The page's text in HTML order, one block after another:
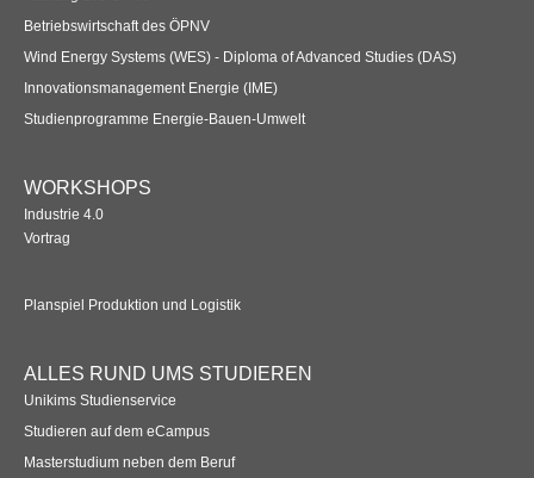
Betriebswirtschaft des ÖPNV
Wind Energy Systems (WES) - Diploma of Advanced Studies (DAS)
Innovationsmanagement Energie (IME)
Studienprogramme Energie-Bauen-Umwelt
WORKSHOPS
Industrie 4.0
Vortrag
Planspiel Produktion und Logistik
ALLES RUND UMS STUDIEREN
Unikims Studienservice
Studieren auf dem eCampus
Masterstudium neben dem Beruf